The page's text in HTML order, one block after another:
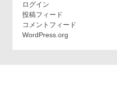
ログイン
投稿フィード
コメントフィード
WordPress.org